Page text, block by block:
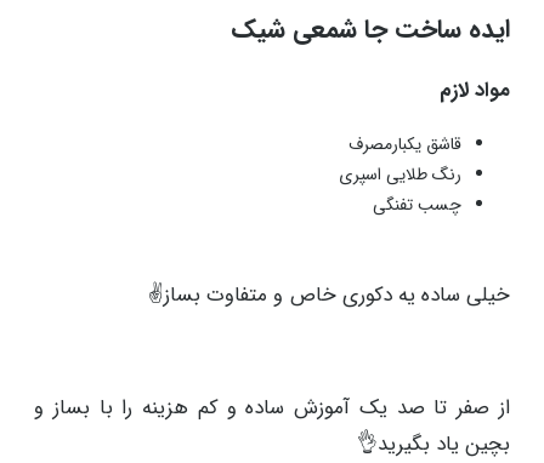
ایده ساخت جا شمعی شیک
مواد لازم
قاشق یکبارمصرف
رنگ طلایی اسپری
چسب تفنگی
خیلی ساده یه دکوری خاص و متفاوت بساز✌️
از صفر تا صد یک آموزش ساده و کم هزینه را با بساز و
بچین یاد بگیرید👌